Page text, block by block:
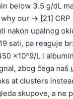
below 3.5 g/dL
our → [21] CRP
nakon upalnog
sati, pa reaguje
x10^9/L i
zbog čega naš
at clusters
skupove, a ne